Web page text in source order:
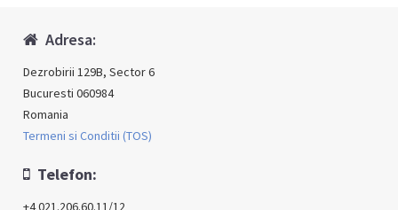
Adresa:
Dezrobirii 129B, Sector 6
Bucuresti 060984
Romania
Termeni si Conditii (TOS)
Telefon:
+4 021.206.60.11/12